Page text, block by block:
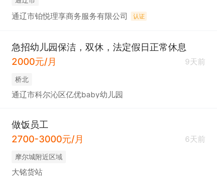
通辽市铂悦理享商务服务有限公司 认证
急招幼儿园保洁，双休，法定假日正常休息
2000元/月
9天前
桥北
通辽市科尔沁区亿优baby幼儿园
做饭员工
2700-3000元/月
6天前
摩尔城附近区域
大铭货站